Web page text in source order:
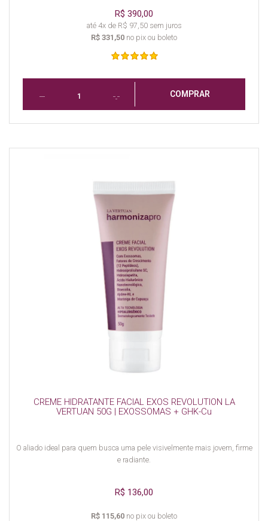
R$ 390,00
até 4x de R$ 97,50 sem juros
R$ 331,50 no pix ou boleto
COMPRAR
CREME HIDRATANTE FACIAL EXOS REVOLUTION LA
VERTUAN 50G | EXOSSOMAS + GHK-Cu
O aliado ideal para quem busca uma pele visivelmente mais jovem, firme
e radiante.
R$ 136,00
R$ 115,60 no pix ou boleto